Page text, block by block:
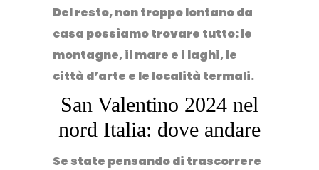
Del resto, non troppo lontano da
casa possiamo trovare tutto: le
montagne, ilmare e i laghi, le
città d’arte e le località termali.
San Valentino 2024 nel
nord Italia: dove andare
Se state pensando di trascorrere